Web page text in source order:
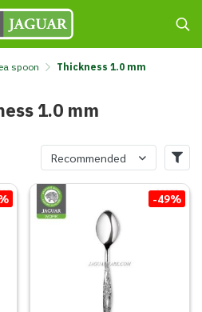
spoon Thickness 1.0 mm
1.0 mm
Recommended
-49%